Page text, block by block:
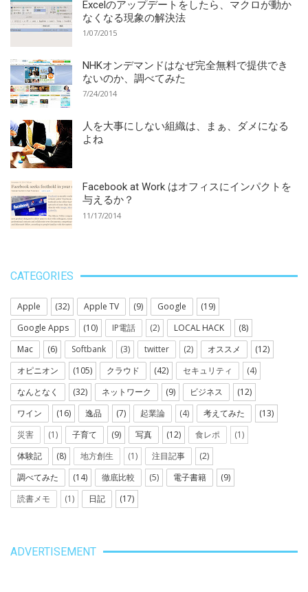
Excelのアップデートをしたら、マクロが動か
なくなる現象の解決法
1/07/2015
NHKオンデマンドはなぜ完全無料で提供でき
ないのか、調べてみた
7/24/2014
人を大事にしない組織は、まぁ、ダメになる
よね
Facebook at Work はオフィスにインパクトを
与えるか？
11/17/2014
CATEGORIES
Apple (32) Apple TV (9) Google
(19)
Google Apps
(10) IP電話 (2) LOCAL HACK
(8)
Mac
(6) Softbank (3) twitter (2) オススメ
(12)
オピニオン
(105) クラウド (42) セキュリティ
(4)
なんとなく
(32) ネットワーク (9) ビジネス
(12)
ワイン
(16) 逸品 (7) 起業論 (4) 考えてみた
(13)
災害
(1) 子育て (9) 写真 (12) 食レポ
(1)
体験記
(8) 地方創生 (1) 注目記事
(2)
調べてみた
(14) 徹底比較 (5) 電子書籍
(9)
読書メモ
(1) 日記 (17)
ADVERTISEMENT